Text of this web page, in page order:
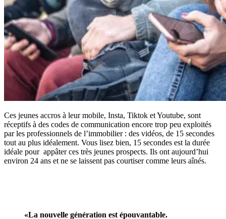
Ces jeunes accros à leur mobile, Insta, Tiktok et Youtube, sont
réceptifs à des codes de communication encore trop peu exploités
par les professionnels de l’immobilier : des vidéos, de 15 secondes
tout au plus idéalement. Vous lisez bien, 15 secondes est la durée
idéale pour appâter ces très jeunes prospects. Ils ont aujourd’hui
environ 24 ans et ne se laissent pas courtiser comme leurs aînés.
«La nouvelle génération est épouvantable.